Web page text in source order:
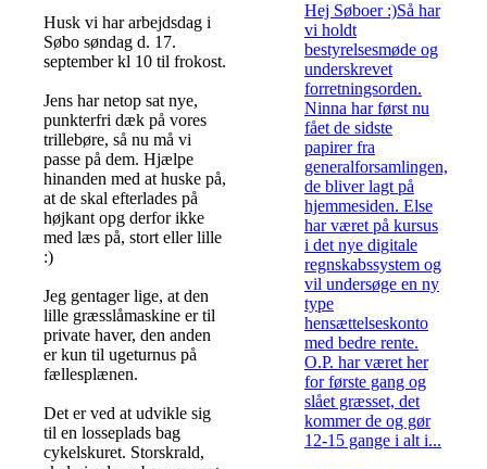
Husk vi har arbejdsdag i
Søbo søndag d. 17.
september kl 10 til frokost.
Jens har netop sat nye,
punkterfri dæk på vores
trillebøre, så nu må vi
passe på dem. Hjælpe
hinanden med at huske på,
at de skal efterlades på
højkant opg derfor ikke
med læs på, stort eller lille
:)
Jeg gentager lige, at den
lille græsslåmaskine er til
private haver, den anden
er kun til ugeturnus på
fællesplænen.
Det er ved at udvikle sig
til en losseplads bag
cykelskuret. Storskrald,
Hej Søboer :)Så har
vi holdt
bestyrelsesmøde og
underskrevet
forretningsorden.
Ninna har først nu
fået de sidste
papirer fra
generalforsamlingen,
de bliver lagt på
hjemmesiden. Else
har været på kursus
i det nye digitale
regnskabssystem og
vil undersøge en ny
type
hensættelseskonto
med bedre rente.
O.P. har været her
for første gang og
slået græsset, det
kommer de og gør
12-15 gange i alt i...